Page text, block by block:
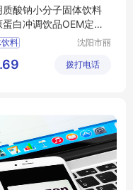
质酸钠小分子固体饮料
蛋白冲调饮品OEM定制
厂家
料
白冲调饮品
沈阳市丽
药科技有
拨打电话